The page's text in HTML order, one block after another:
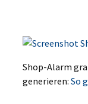
Shop-Alarm
generieren:So